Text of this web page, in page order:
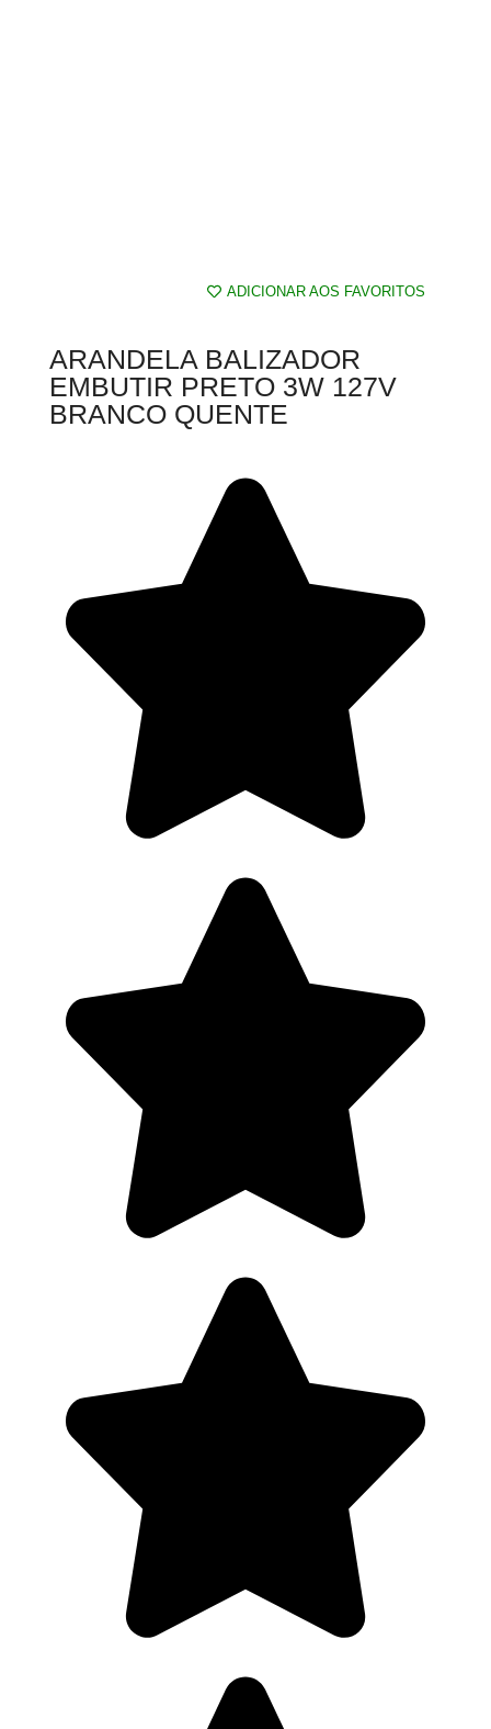
ADICIONAR AOS FAVORITOS
ARANDELA BALIZADOR
EMBUTIR PRETO 3W 127V
BRANCO QUENTE